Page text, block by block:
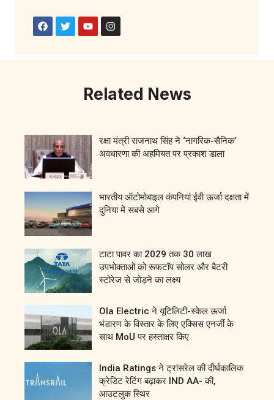
Related News
रक्षा मंत्री राजनाथ सिंह ने ‘नागरिक-सैनिक’
अवधारणा की अहमियत पर प्रकाश डाला
भारतीय ऑटोमोबाइल कंपनियां ईवी ऊर्जा दक्षता में
दुनिया में सबसे आगे
टाटा पावर का 2029 तक 30 लाख
उपभोक्ताओं को रूफटॉप सोलर और बैटरी
स्टोरेज से जोड़ने का लक्ष्य
Ola Electric ने यूटिलिटी-स्केल ऊर्जा
भंडारण के विस्तार के लिए एक्सिस एनर्जी के
साथ MoU पर हस्ताक्षर किए
India Ratings ने ट्रांसरेल की दीर्घकालिक
क्रेडिट रेटिंग बढ़ाकर IND AA- की,
आउटलुक स्थिर